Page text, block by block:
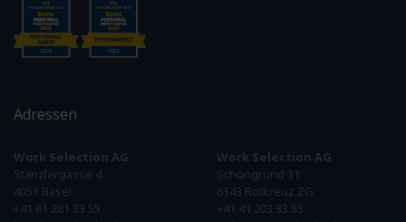
Adressen
Work Selection AG
Stänzlergasse 4
4051 Basel
+41 61 281 33 55
Work Selection AG
Schöngrund 31
6343 Rotkreuz ZG
+41 41 203 33 55